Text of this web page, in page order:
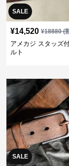
SALE
¥14,520 ¥18880(
アメカジ スタッズ
ルト
SALE